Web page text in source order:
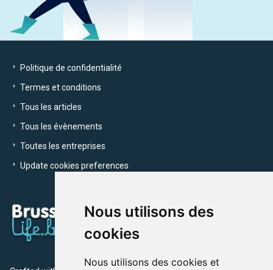
Nous utilisons des
cookies
Nous utilisons des cookies et
Politique de confidentialité
Termes et conditions
Tous les articles
Tous les évènements
Toutes les entreprises
Update cookies preferences